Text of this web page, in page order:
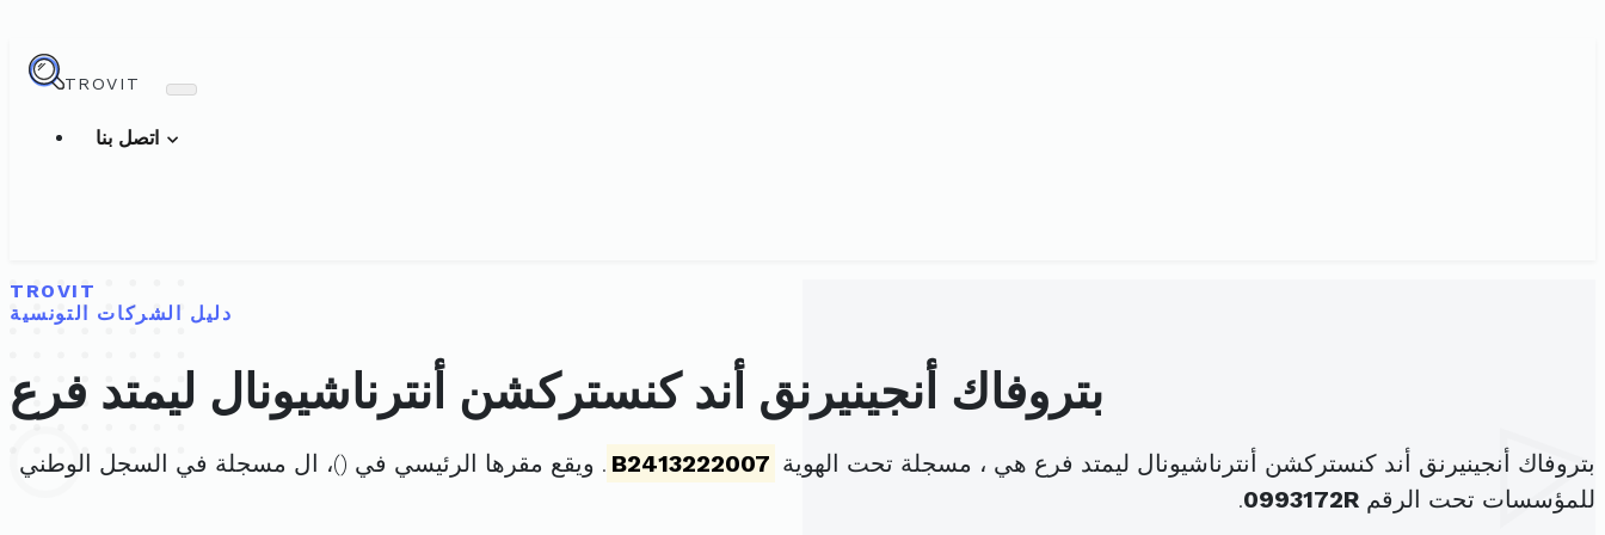
TROVIT
TROVIT
دليل الشركات التونسية
بتروفاك أنجينيرنق أند كنستركشن أنترناشيونال ليمتد فرع
بتروفاك أنجينيرنق أند كنستركشن أنترناشيونال ليمتد فرع هي ، مسجلة تحت الهوية B2413222007 . ويقع مقرها الرئيسي في ()، ال مسجلة في السجل الوطني
للمؤسسات تحت الرقم 0993172R
.